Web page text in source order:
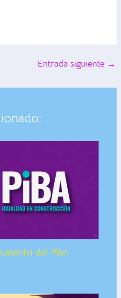
Entrada siguiente →
del Plan